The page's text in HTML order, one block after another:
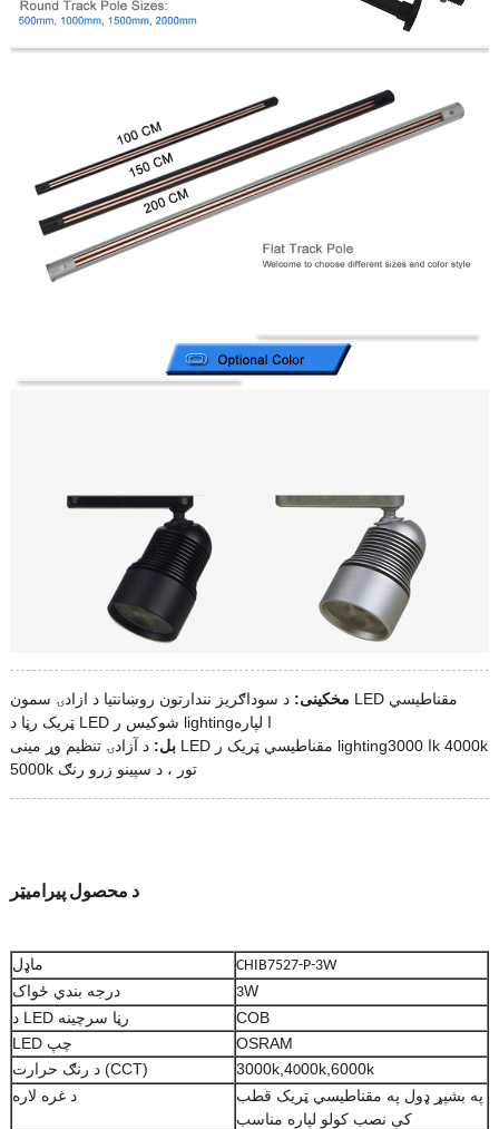
مخکینی: د سوداګریز نندارتون روښانتیا د ازادۍ سمون LED مقناطیسي
ټریک رڼا د LED شوکیس ر lightingا لپاره
بل: د آزادۍ تنظیم وړ مینی LED مقناطیسي ټریک ر lightingا 3000k 4000k
5000k تور ، د سپینو زرو رنګ
د محصول پیرامیټر
ماډل CHIB7527-P-3W
درجه بندي ځواک 3W
د LED رڼا سرچینه
COB
LED چپ
OSRAM
د رنګ حرارت (CCT)
3000k,4000k,6000k
د غره لاره
په بشپړ ډول په مقناطیسي ټریک قطب
کې نصب کولو لپاره مناسب